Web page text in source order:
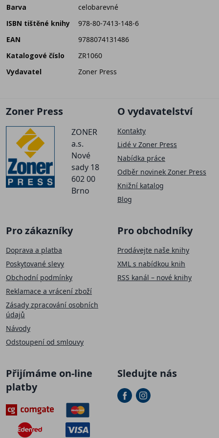
Barva
celobarevné
ISBN tištěné knihy
978-80-7413-148-6
EAN
9788074131486
Katalogové číslo
ZR1060
Vydavatel
Zoner Press
Zoner Press
ZONER
a.s.
Nové
sady 18
602 00
Brno
O vydavatelství
Kontakty
Lidé v Zoner Press
Nabídka práce
Odběr novinek Zoner Press
Knižní katalog
Blog
Pro zákazníky
Doprava a platba
Poskytované slevy
Obchodní podmínky
Reklamace a vrácení zboží
Zásady zpracování osobních
údajů
Návody
Odstoupení od smlouvy
Pro obchodníky
Prodávejte naše knihy
XML s nabídkou knih
RSS kanál – nové knihy
Přijímáme on-line
platby
Sledujte nás